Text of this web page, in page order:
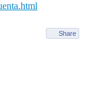
Share